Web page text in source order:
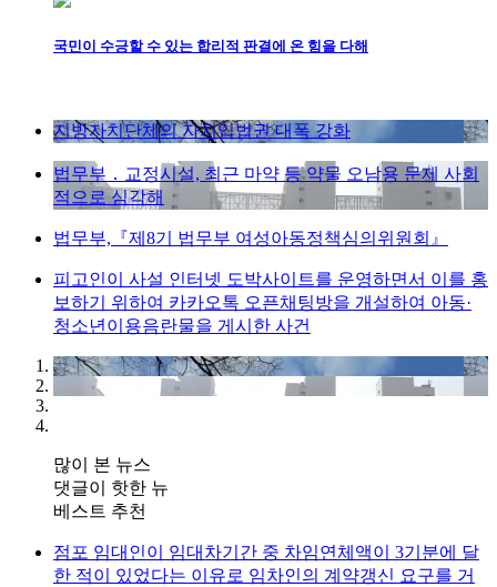
국민이 수긍할 수 있는 합리적 판결에 온 힘을 다해
지방자치단체의 자치입법권 대폭 강화
법무부 ․ 교정시설, 최근 마약 등 약물 오남용 문제 사회
적으로 심각해
법무부,『제8기 법무부 여성아동정책심의위원회』
피고인이 사설 인터넷 도박사이트를 운영하면서 이를 홍
보하기 위하여 카카오톡 오픈채팅방을 개설하여 아동·
청소년이용음란물을 게시한 사건
많이 본 뉴스
댓글이 핫한 뉴
베스트 추천
점포 임대인이 임대차기간 중 차임연체액이 3기분에 달
한 적이 있었다는 이유로 임차인의 계약갱신 요구를 거